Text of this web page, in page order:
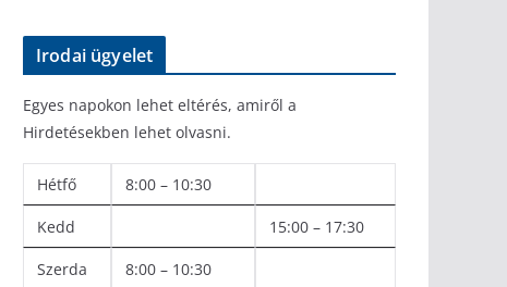
Irodai ügyelet
Egyes napokon lehet eltérés, amiről a
Hirdetésekben lehet olvasni.
Hétfő 8:00 – 10:30
Kedd 15:00 – 17:30
Szerda 8:00 – 10:30